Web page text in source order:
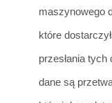
maszynowego
które
przesłania tych
dane są